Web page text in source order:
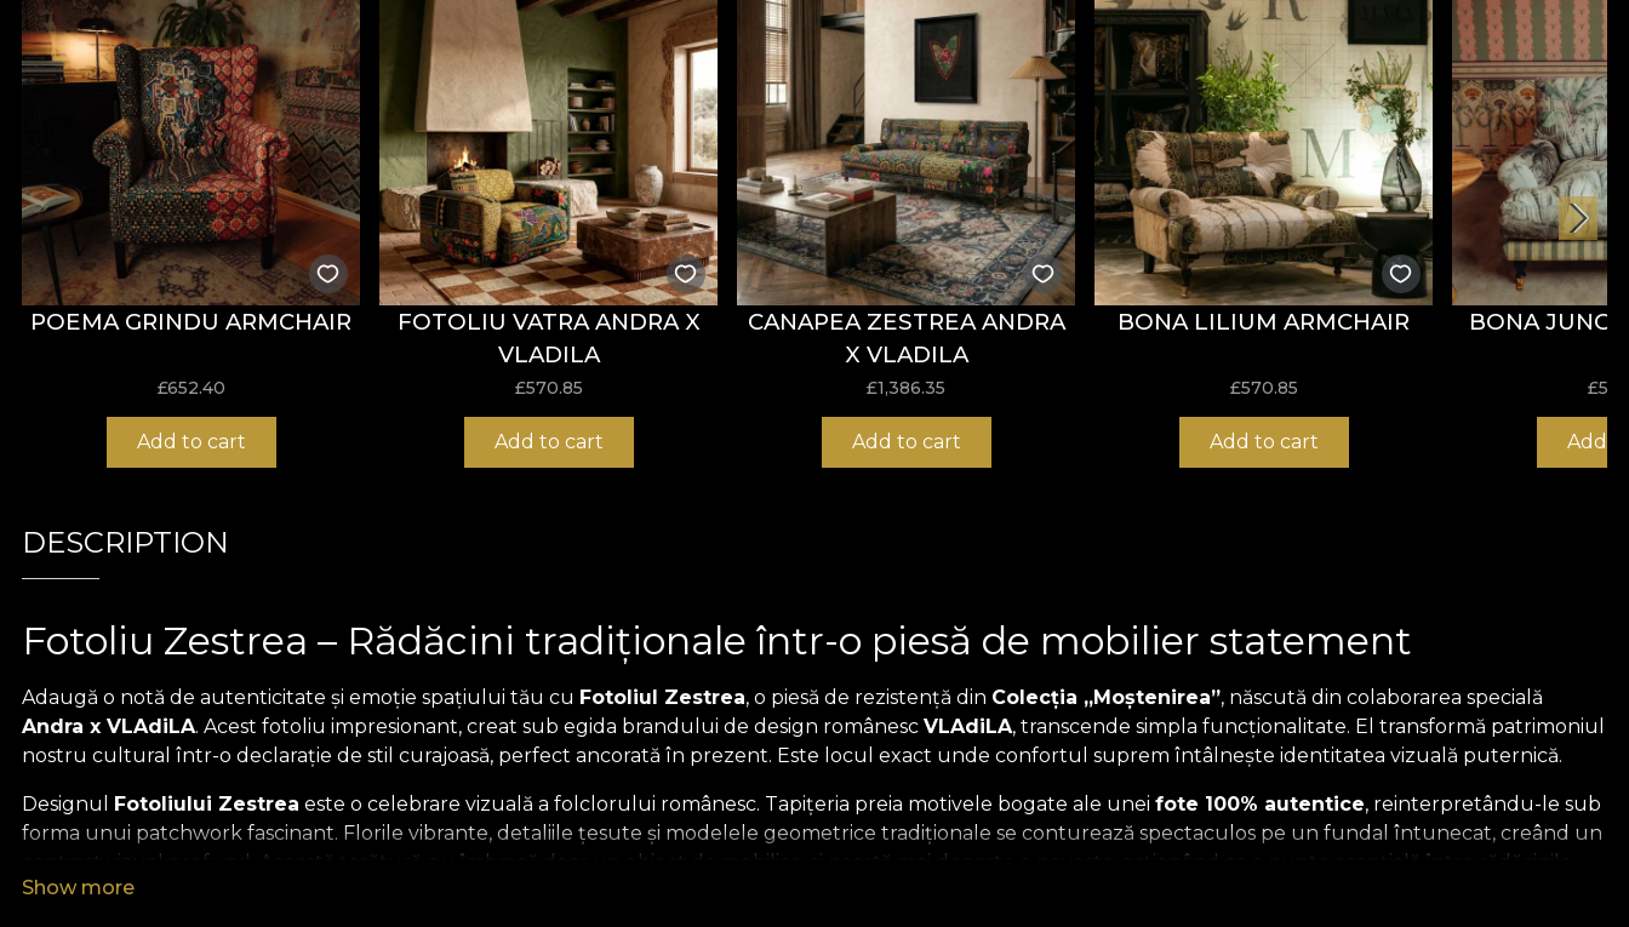
POEMA GRINDU ARMCHAIR
£652.40
Add to cart
FOTOLIU VATRA ANDRA X
VLADILA
£570.85
Add to cart
CANAPEA ZESTREA ANDRA
X VLADILA
£1,386.35
Add to cart
BONA LILIUM ARMCHAIR
£570.85
Add to cart
BONA
£
Add
DESCRIPTION
Fotoliu Zestrea – Rădăcini tradiționale într-o piesă de mobilier statement
Adaugă o notă de autenticitate și emoție spațiului tău cu Fotoliul Zestrea, o piesă de rezistență din Colecția „Moștenirea”, născută din colaborarea specială
Andra x VLAdiLA. Acest fotoliu impresionant, creat sub egida brandului de design românesc VLAdiLA, transcende simpla funcționalitate. El transformă patrimoniul
nostru cultural într-o declarație de stil curajoasă, perfect ancorată în prezent. Este locul exact unde confortul suprem întâlnește identitatea vizuală puternică.
Designul Fotoliului Zestrea este o celebrare vizuală a folclorului românesc. Tapițeria preia motivele bogate ale unei fote 100% autentice, reinterpretându-le sub
forma unui patchwork fascinant. Florile vibrante, detaliile țesute și modelele geometrice tradiționale se conturează spectaculos pe un fundal întunecat, creând un
contrast vizual profund. Această țesătură nu îmbracă doar un obiect de mobilier, ci poartă mai departe o poveste, acționând ca o punte esențială între rădăcinile
noastre și estetica de interior premium.
Show more